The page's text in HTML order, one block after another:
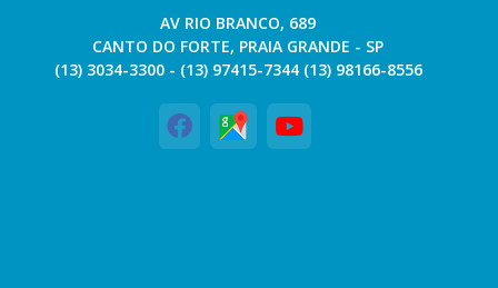
AV RIO BRANCO, 689
CANTO DO FORTE, PRAIA GRANDE - SP
(13) 3034-3300 - (13) 97415-7344 (13) 98166-8556